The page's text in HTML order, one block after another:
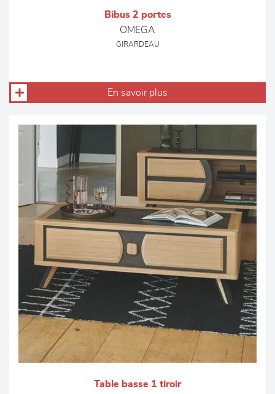
Bibus 2 portes
OMEGA
GIRARDEAU
En savoir plus
Table basse 1 tiroir